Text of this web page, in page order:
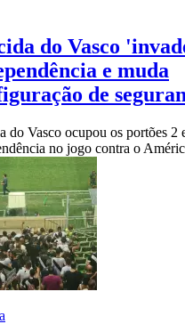
do Vasco
e muda
de
do Vasco ocupou os portões 2
no jogo contra o